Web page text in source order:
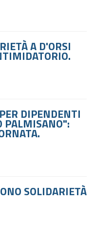
A D'ORSI
DIPENDENTI
PALMISANO":
SOLIDARIETÀ